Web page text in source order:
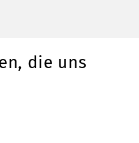
füllen Sie
Die Datei wird ihnen
die uns